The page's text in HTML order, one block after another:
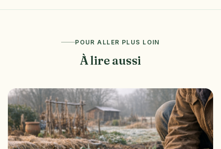
POUR ALLER PLUS LOIN
À lire aussi